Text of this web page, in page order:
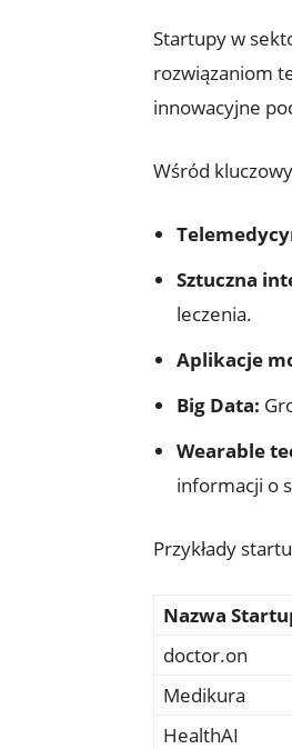
Startupy w
rozwiązaniom
innowacyjne
Wśród
Sztuczna
leczenia.
Aplikacje
Big Data:
Wearable
informacji o
Przykłady
Nazwa
doctor.on
Medikura
HealthAI